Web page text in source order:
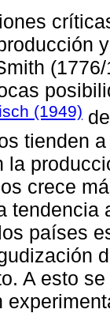
(1949)
tienden
la
crece
tendencia
países
A esto